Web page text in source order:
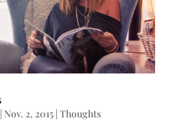
Nov. 2, 2015| Thoughts